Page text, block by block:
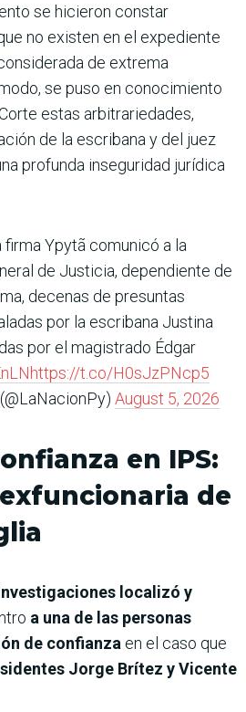
se hicieron constar
no existen en el expediente
de extrema
se puso en conocimiento
estas arbitrariedades,
de la escribana y del juez
profunda inseguridad jurídica
firma Ypytã comunicó a la
de Justicia, dependiente de
decenas de presuntas
por la escribana Justina
por el magistrado Édgar
https://t.co/H0sJzPNcp5
August 5, 2026
en IPS:
de
localizó y
a una de las personas
de confianza en el caso que
Jorge Brítez y Vicente